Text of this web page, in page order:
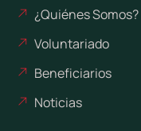
¿Quiénes Somos?
Voluntariado
Beneficiarios
Noticias